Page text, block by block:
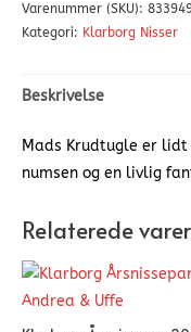
Varenummer (SKU):
Kategori: Klarborg Nisser
Beskrivelse
Mads Krudtugle er
numsen og en livlig
Relaterede varer